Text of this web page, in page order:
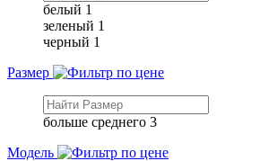
белый 1
зеленый 1
черный 1
Размер
больше среднего 3
Модель